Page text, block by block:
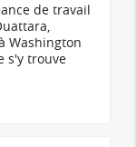
de travail
Washington
s'y trouve